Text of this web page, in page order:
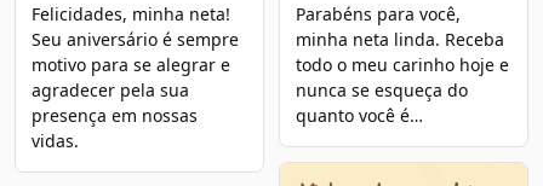
Felicidades, minha neta!
Seu aniversário é sempre
motivo para se alegrar e
agradecer pela sua
presença em nossas
vidas.
Parabéns para você,
minha neta linda. Receba
todo o meu carinho hoje e
nunca se esqueça do
quanto você é…